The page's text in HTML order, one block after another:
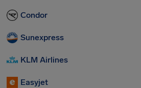
Condor
Sunexpress
KLM Airlines
Easyjet